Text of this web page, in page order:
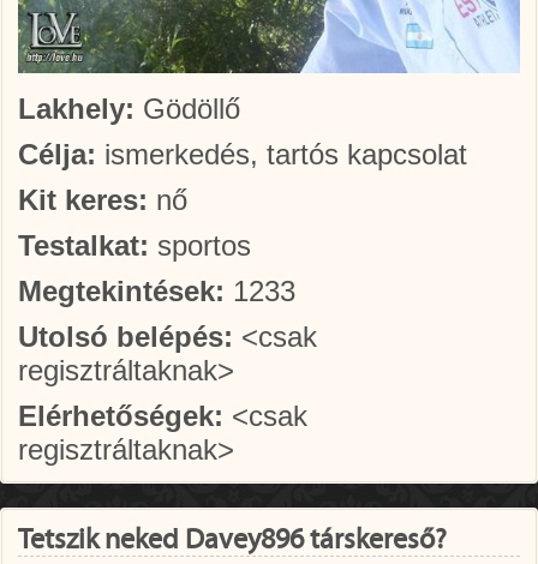
Lakhely: Gödöllő
Célja: ismerkedés, tartós kapcsolat
Kit keres: nő
Testalkat: sportos
Megtekintések: 1233
Utolsó belépés: <csak
regisztráltaknak>
Elérhetőségek: <csak
regisztráltaknak>
Tetszik neked Davey896 társkereső?